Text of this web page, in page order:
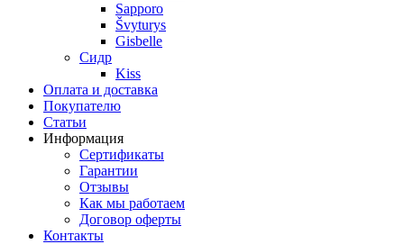
Sapporo
Švyturys
Gisbelle
Сидр
Kiss
Оплата и доставка
Покупателю
Статьи
Информация
Сертификаты
Гарантии
Отзывы
Как мы работаем
Договор оферты
Контакты